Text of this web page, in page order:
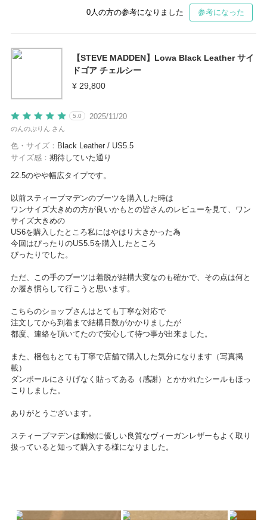
0 人の方の参考になりました 参考になった
【STEVE MADDEN】Lowa Black Leather サイ
ドゴア チェルシー
¥ 29,800
2025/11/20
5.0
のんのぷりん さん
色・サイズ： Black Leather / US5.5
サイズ感： 期待していた通り
22.5のやや幅広タイプです。
以前スティーブマデンのブーツを購入した時は
ワンサイズ大きめの方が良いかもとの皆さんのレビューを見て、ワン
サイズ大きめの
US6を購入したところ私にはやはり大きかった為
今回はぴったりのUS5.5を購入したところ
ぴったりでした。
ただ、この手のブーツは着脱が結構大変なのも確かで、その点は何と
か履き慣らして行こうと思います。
こちらのショップさんはとても丁寧な対応で
注文してから到着まで結構日数がかかりましたが
都度、連絡を頂いてたので安心して待つ事が出来ました。
また、梱包もとても丁寧で店舗で購入した気分になります（写真掲
載）
ダンボールにさりげなく貼ってある（感謝）とかかれたシールもほっ
こりしました。
ありがとうございます。
スティーブマデンは動物に優しい良質なヴィーガンレザーもよく取り
扱っていると知って購入する様になりました。